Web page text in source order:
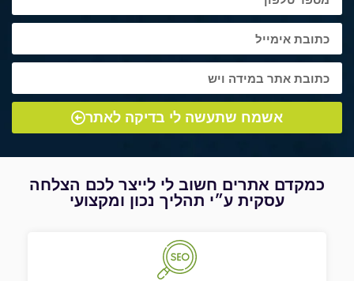
אשמח שתעשה לי בדיקה לאתר
כמקדם אתרים חשוב לי לייצר לכם הצלחה
עסקית ע״י תהליך נכון ומקצועי